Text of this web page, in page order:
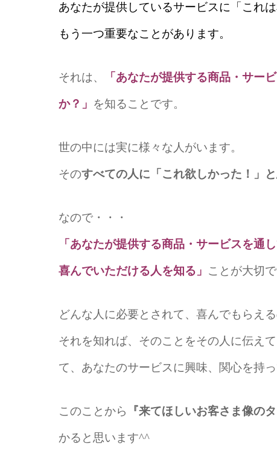
あなたが提供しているサービスに「これ
もう一つ重要なことがあります。
それは、 「あなたが提供する商品・サービ
か？」 を知ることです。
世の中には実に様々な人がいます。
そのすべての人に「これ欲しかった！」
なので・・・
「あなたが提供する商品・サービスを通 し
喜んでいただける人を知る 」 ことが大切で
どんな人に必要とされて、喜んでもらえる
それを知れば、そのことをその人に伝え
て、 あなたのサービスに興味、関心を持っ
このことから 『来てほしいお客さま像の
かると思います^^